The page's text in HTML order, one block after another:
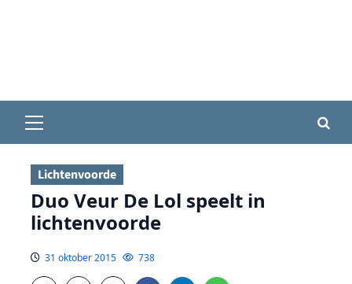
menu
Lichtenvoorde
Duo Veur De Lol speelt in
lichtenvoorde
31 oktober 2015 738